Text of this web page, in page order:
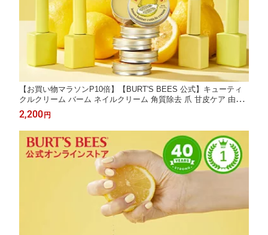
【お買い物マラソンP10倍】【BURT'S BEES 公式】キューティ
クルクリーム バーム ネイルクリーム 角質除去 爪 甘皮ケア 由来
成分 レモンバター ネイルオイル キューティクルオイル バーツビ
ーズ BURTS BEES
2,200 円